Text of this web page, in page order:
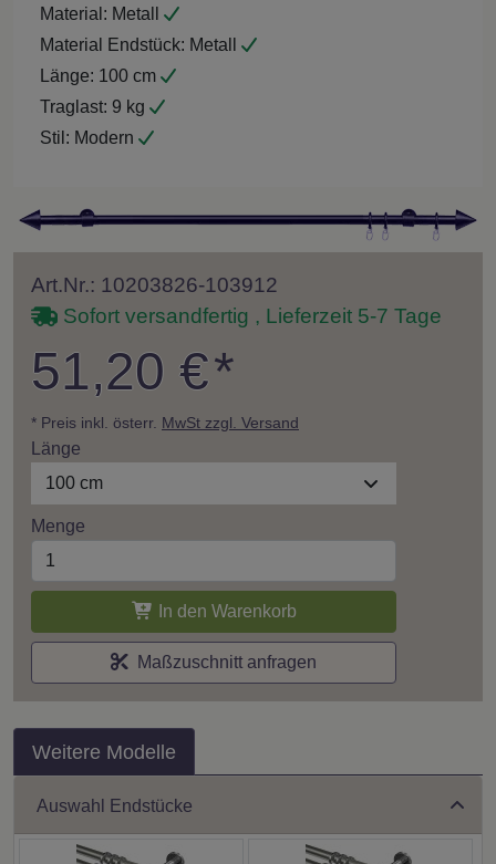
Material: Metall
Material Endstück: Metall
Länge: 100 cm
Traglast: 9 kg
Stil: Modern
Art.Nr.: 10203826-103912
Sofort versandfertig , Lieferzeit 5-7 Tage
51,20 €*
* Preis inkl. österr. MwSt zzgl. Versand
Länge
100 cm
Menge
In den Warenkorb
Maßzuschnitt anfragen
Weitere Modelle
Auswahl Endstücke